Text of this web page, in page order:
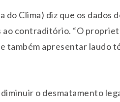
Clima) diz que os dados
contraditório. “O
também apresentar laudo
o desmatamento